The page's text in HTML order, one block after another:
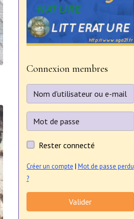
Connexion membres
Rester connecté
Créer un compte | Mot de passe perdu
?
Valider